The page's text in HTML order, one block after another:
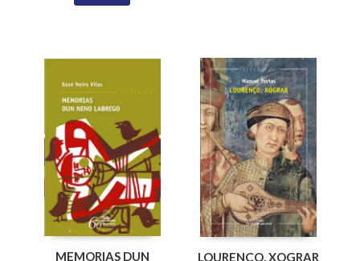
MEMORIAS DUN LOURENÇO, XOGRAR